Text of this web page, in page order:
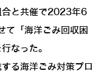
合と共催で2023年6
て「海洋ごみ回収困
なった。
る海洋ごみ対策プロ